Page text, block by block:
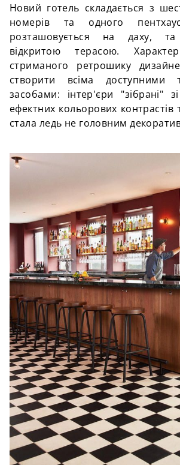
Новий готель складається з
номерів та одного
розташовується на даху,
відкритою терасою.
стриманого ретрошику
створити всіма доступними
засобами: інтер'єри "зібрані"
ефектних кольорових контрастів
стала ледь не головним